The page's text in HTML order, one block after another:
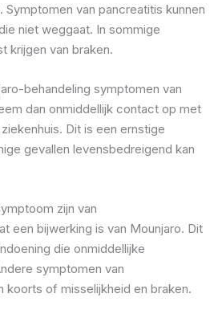
Symptomen van pancreatitis kunnen
niet weggaat. In sommige
krijgen van braken.
behandeling symptomen van
dan onmiddellijk contact op met
Dit is een ernstige
gevallen levensbedreigend kan
zijn van
een bijwerking is van Mounjaro. Dit
die onmiddellijke
symptomen van
koorts of misselijkheid en braken.